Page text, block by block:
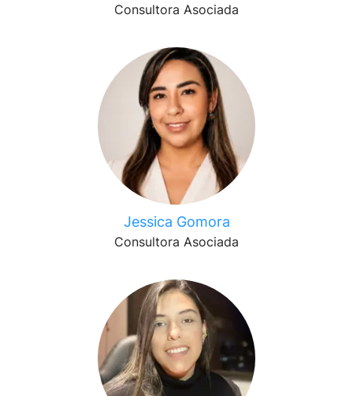
Consultora Asociada
Jessica Gomora
Consultora Asociada